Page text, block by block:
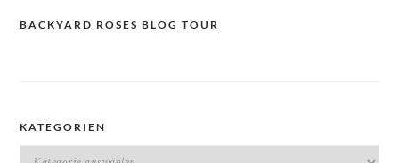
BACKYARD ROSES BLOG TOUR
KATEGORIEN
Kategorien